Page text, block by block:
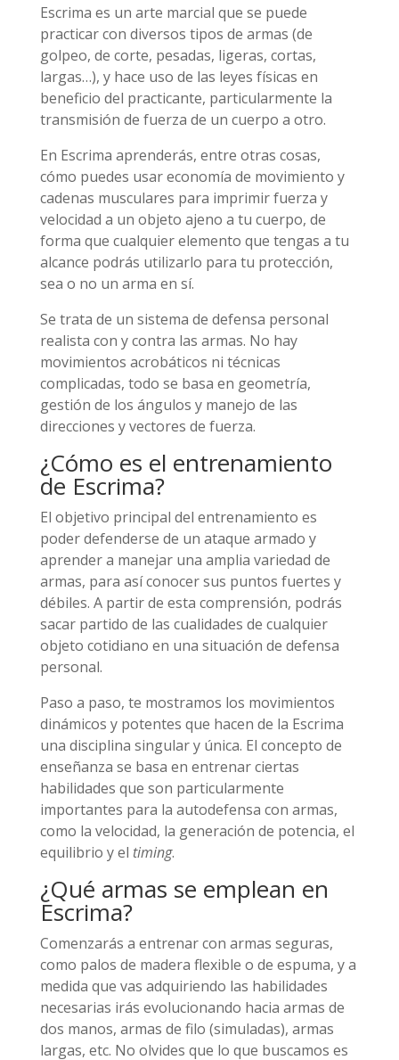
Escrima es un arte marcial que se puede
practicar con diversos tipos de armas (de
golpeo, de corte, pesadas, ligeras, cortas,
largas…), y hace uso de las leyes físicas en
beneficio del practicante, particularmente la
transmisión de fuerza de un cuerpo a otro.
En Escrima aprenderás, entre otras cosas,
cómo puedes usar economía de movimiento y
cadenas musculares para imprimir fuerza y
velocidad a un objeto ajeno a tu cuerpo, de
forma que cualquier elemento que tengas a tu
alcance podrás utilizarlo para tu protección,
sea o no un arma en sí.
Se trata de un sistema de defensa personal
realista con y contra las armas. No hay
movimientos acrobáticos ni técnicas
complicadas, todo se basa en geometría,
gestión de los ángulos y manejo de las
direcciones y vectores de fuerza.
¿Cómo es el entrenamiento
de Escrima?
El objetivo principal del entrenamiento es
poder defenderse de un ataque armado y
aprender a manejar una amplia variedad de
armas, para así conocer sus puntos fuertes y
débiles. A partir de esta comprensión, podrás
sacar partido de las cualidades de cualquier
objeto cotidiano en una situación de defensa
personal.
Paso a paso, te mostramos los movimientos
dinámicos y potentes que hacen de la Escrima
una disciplina singular y única. El concepto de
enseñanza se basa en entrenar ciertas
habilidades que son particularmente
importantes para la autodefensa con armas,
como la velocidad, la generación de potencia, el
equilibrio y el timing.
¿Qué armas se emplean en
Escrima?
Comenzarás a entrenar con armas seguras,
como palos de madera flexible o de espuma, y a
medida que vas adquiriendo las habilidades
necesarias irás evolucionando hacia armas de
dos manos, armas de filo (simuladas), armas
largas, etc. No olvides que lo que buscamos es